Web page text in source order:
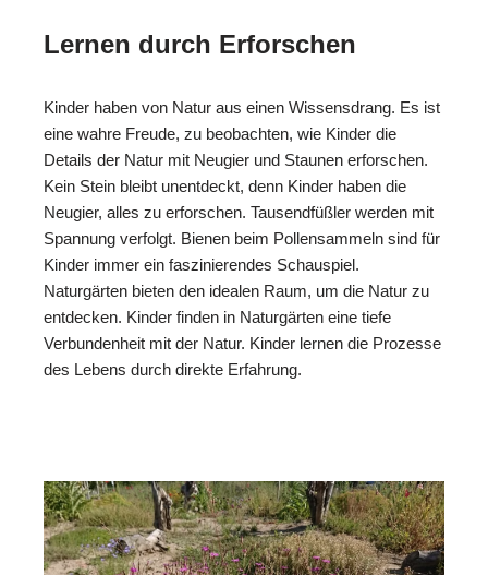
Lernen durch Erforschen
Kinder haben von Natur aus einen Wissensdrang. Es ist
eine wahre Freude, zu beobachten, wie Kinder die
Details der Natur mit Neugier und Staunen erforschen.
Kein Stein bleibt unentdeckt, denn Kinder haben die
Neugier, alles zu erforschen. Tausendfüßler werden mit
Spannung verfolgt. Bienen beim Pollensammeln sind für
Kinder immer ein faszinierendes Schauspiel.
Naturgärten bieten den idealen Raum, um die Natur zu
entdecken. Kinder finden in Naturgärten eine tiefe
Verbundenheit mit der Natur. Kinder lernen die Prozesse
des Lebens durch direkte Erfahrung.